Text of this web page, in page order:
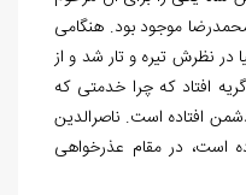
موجود بود. هنگامی
در نظرش تیره و تار شد و از
افتاد که چرا خدمتی که
افتاده است. ناصرالدین
است، در مقام عذرخواهی